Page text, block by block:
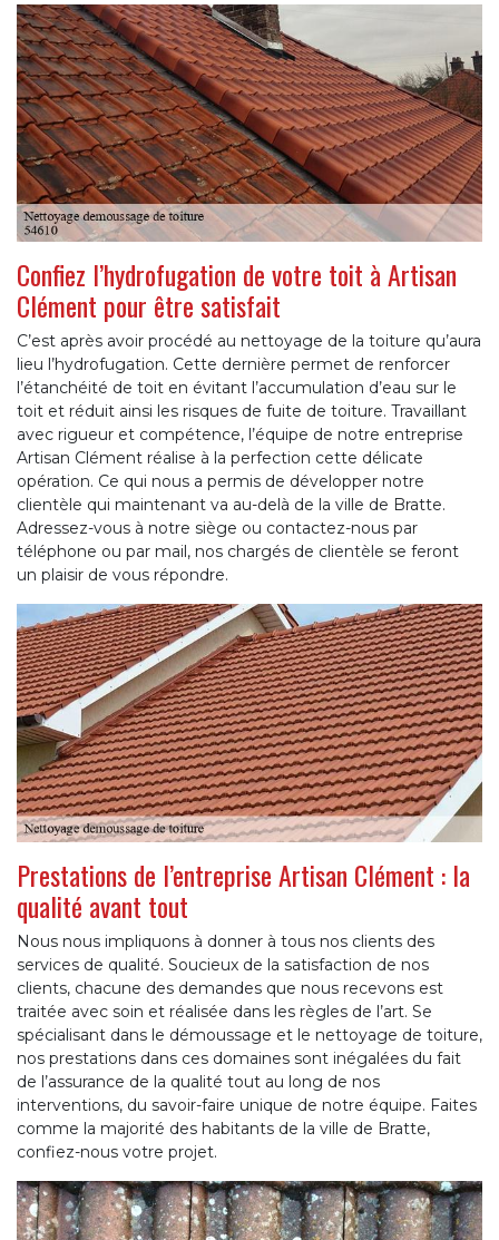
Confiez l’hydrofugation de votre toit à Artisan
Clément pour être satisfait
C’est après avoir procédé au nettoyage de la toiture qu’aura
lieu l’hydrofugation. Cette dernière permet de renforcer
l’étanchéité de toit en évitant l’accumulation d’eau sur le
toit et réduit ainsi les risques de fuite de toiture. Travaillant
avec rigueur et compétence, l’équipe de notre entreprise
Artisan Clément réalise à la perfection cette délicate
opération. Ce qui nous a permis de développer notre
clientèle qui maintenant va au-delà de la ville de Bratte.
Adressez-vous à notre siège ou contactez-nous par
téléphone ou par mail, nos chargés de clientèle se feront
un plaisir de vous répondre.
Prestations de l’entreprise Artisan Clément : la
qualité avant tout
Nous nous impliquons à donner à tous nos clients des
services de qualité. Soucieux de la satisfaction de nos
clients, chacune des demandes que nous recevons est
traitée avec soin et réalisée dans les règles de l’art. Se
spécialisant dans le démoussage et le nettoyage de toiture,
nos prestations dans ces domaines sont inégalées du fait
de l’assurance de la qualité tout au long de nos
interventions, du savoir-faire unique de notre équipe. Faites
comme la majorité des habitants de la ville de Bratte,
confiez-nous votre projet.